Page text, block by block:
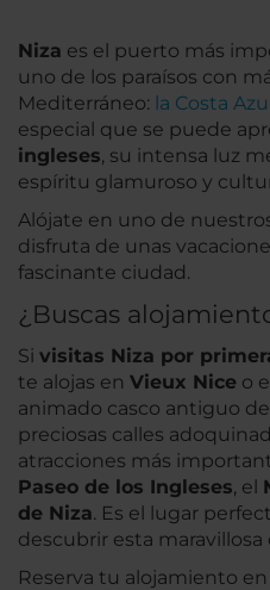
Niza es el puerto más
uno de los paraísos con
Mediterráneo: la Costa
especial que se puede
ingleses, su intensa luz
espíritu glamuroso y
Alójate en uno de
disfruta de unas
fascinante ciudad.
¿Buscas
Si visitas Niza por
te alojas en Vieux Nice o
animado casco antiguo
preciosas calles
atracciones más
Paseo de los Ingleses, el
de Niza. Es el lugar
descubrir esta maravillosa
Reserva tu alojamiento en